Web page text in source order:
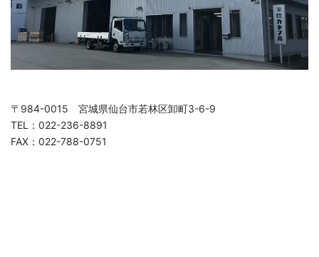
〒984-0015 宮城県仙台市若林区卸町3-6-9
TEL：022-236-8891
FAX：022-788-0751